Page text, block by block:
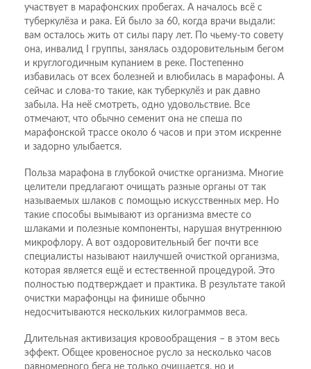
участвует в марафонских пробегах. А началось всё с
туберкулёза и рака. Ей было за 60, когда врачи выдали:
вам осталось жить от силы пару лет. По чьему-то совету
она, инвалид I группы, занялась оздоровительным бегом
и круглогодичным купанием в реке. Постепенно
избавилась от всех болезней и влюбилась в марафоны. А
сейчас и слова-то такие, как туберкулёз и рак давно
забыла. На неё смотреть, одно удовольствие. Все
отмечают, что обычно семенит она не спеша по
марафонской трассе около 6 часов и при этом искренне
и задорно улыбается.
Польза марафона в глубокой очистке организма. Многие
целители предлагают очищать разные органы от так
называемых шлаков с помощью искусственных мер. Но
такие способы вымывают из организма вместе со
шлаками и полезные компоненты, нарушая внутреннюю
микрофлору. А вот оздоровительный бег почти все
специалисты называют наилучшей очисткой организма,
которая является ещё и естественной процедурой. Это
полностью подтверждает и практика. В результате такой
очистки марафонцы на финише обычно
недосчитываются нескольких килограммов веса.
Длительная активизация кровообращения – в этом весь
эффект. Общее кровеносное русло за несколько часов
равномерного бега не только очищается, но и